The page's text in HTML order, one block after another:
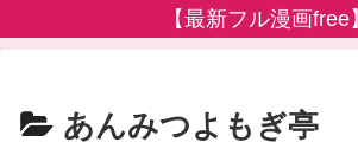
【最新フル漫画free】
あんみつよもぎ亭